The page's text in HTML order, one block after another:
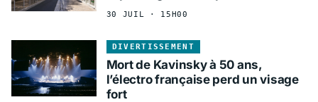
30 JUIL · 15H00
DIVERTISSEMENT
Mort de Kavinsky à 50 ans,
l’électro française perd un visage
fort